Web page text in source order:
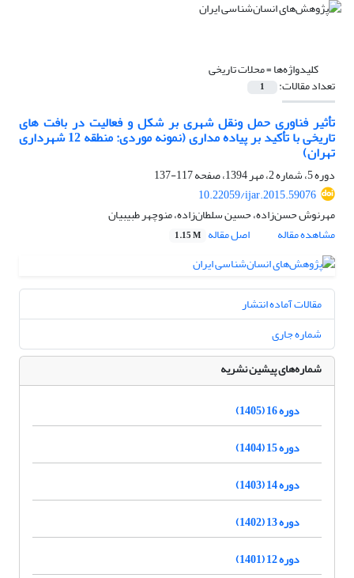
کلیدواژه‌ها =محلات تاریخی
تعداد مقالات: 1
تأثیر فناوری حمل ونقل شهری بر شکل و فعالیت در بافت های
تاریخی با تأکید بر پیاده مداری (نمونه موردی: منطقه 12 شهرداری
تهران)
دوره 5، شماره 2، مهر 1394، صفحه
117-137
10.22059/ijar.2015.59076
مهرنوش حسن‌زاده، حسین سلطان‌زاده، منوچهر طبیبیان
مشاهده مقاله
اصل مقاله 1.15 M
مقالات آماده انتشار
شماره جاری
شماره‌های پیشین نشریه
دوره 16 (1405)
دوره 15 (1404)
دوره 14 (1403)
دوره 13 (1402)
دوره 12 (1401)